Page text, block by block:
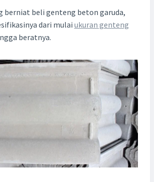
berniat beli genteng beton garuda,
dari mulai ukuran genteng
beratnya.